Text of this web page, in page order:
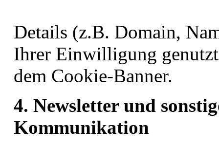
Details (z.B. Domain,
Ihrer Einwilligung
dem Cookie-Banner.
4. Newsletter und
Kommunikation